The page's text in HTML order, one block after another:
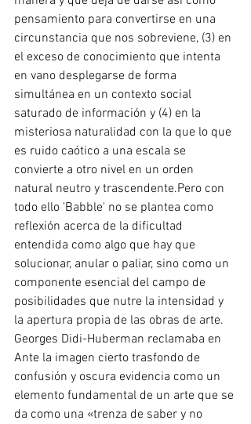
pensamiento para convertirse en una
circunstancia que nos sobreviene, (3) en
el exceso de conocimiento que intenta
en vano desplegarse de forma
simultánea en un contexto social
saturado de información y (4) en la
misteriosa naturalidad con la que lo que
es ruido caótico a una escala se
convierte a otro nivel en un orden
natural neutro y trascendente.Pero con
todo ello 'Babble' no se plantea como
reflexión acerca de la dificultad
entendida como algo que hay que
solucionar, anular o paliar, sino como un
componente esencial del campo de
posibilidades que nutre la intensidad y
la apertura propia de las obras de arte.
Georges Didi-Huberman reclamaba en
Ante la imagen cierto trasfondo de
confusión y oscura evidencia como un
elemento fundamental de un arte que se
da como una «trenza de saber y no